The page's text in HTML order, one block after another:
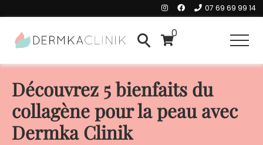
main
content
primary
sidebar
07 69 69 99 14
Header
Right
SearchSearch
0
Découvrez 5 bienfaits du
collagène pour la peau avec
Dermka Clinik